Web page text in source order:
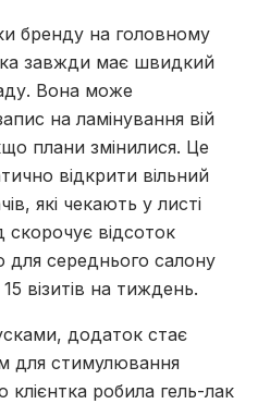
бренду на головному
завжди має швидкий
Вона може
на ламінування вій
плани змінилися. Це
відкрити вільний
які чекають у листі
скорочує відсоток
середнього салону
візитів на тиждень.
додаток стає
для стимулювання
клієнтка робила гель-лак